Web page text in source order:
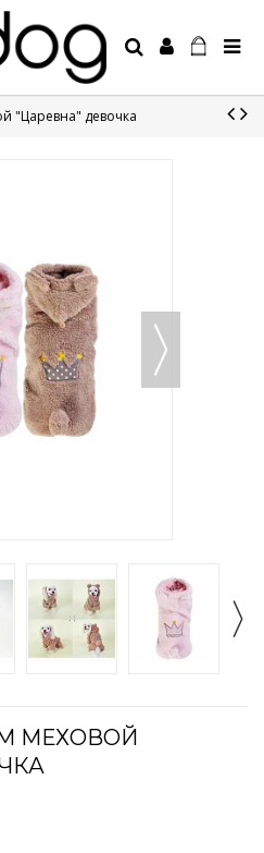
"Царевна" девочка
МЕХОВОЙ